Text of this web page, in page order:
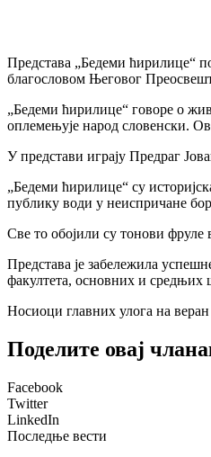
Представа „Бедеми ћирилице“
благословом Његовог
„Бедеми ћирилице“ говоре о
оплемењује народ словенски.
У представи играју Предраг
„Бедеми ћирилице“ су
публику води у неиспричане
Све то обојили су тонови
Представа је забележила
факултета, основних и средњих
Носиоци главних улога на веран
Поделите овај
Facebook
Twitter
LinkedIn
Последње вести